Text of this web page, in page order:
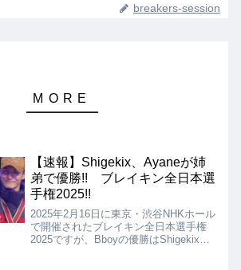
breakers-session
【速報】Shigekix、Ayaneが姉
弟で優勝!! ブレイキン全日本選
手権2025!!
2025年2月16日に東京・渋谷NHKホール
で開催されたブレイキン全日本選手権
2025ですが、Bboyの優勝はShigekix（2